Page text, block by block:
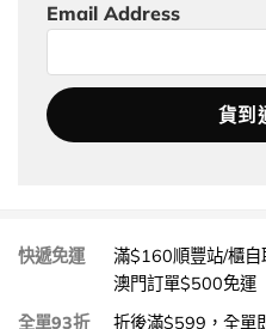
Email Address
快遞免運
滿$160順豐站/櫃
澳門訂單$500免運
全單93折
折後滿$599，全單